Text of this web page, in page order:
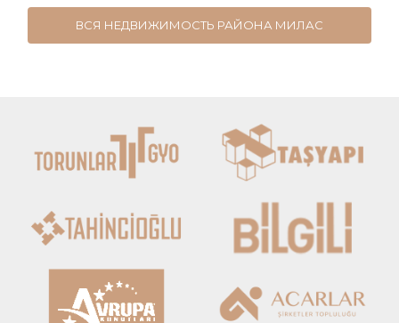
ВСЯ НЕДВИЖИМОСТЬ РАЙОНА МИЛАС